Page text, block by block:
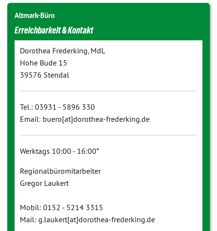
Altmark-Büro
Erreichbarkeit & Kontakt
Dorothea Frederking, MdL
Hohe Bude 15
39576 Stendal
Tel.: 03931 - 5896 330
Email: buero[at]dorothea-frederking.de
Werktags 10:00 - 16:00*
Regionalbüromitarbeiter
Gregor Laukert
Mobil: 0152 - 5214 3315
Mail: g.laukert[at]dorothea-frederking.de